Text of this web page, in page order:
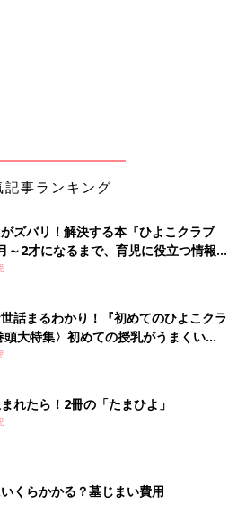
事ランキング
ズバリ！解決する本『ひよこクラブ
2才になるまで、育児に役立つ情報が
話まるわかり！『初めてのひよこクラ
頭大特集〉初めての授乳がうまくい
ミルクの基本と夏のトラブル 解決テ
れたら！2冊の「たまひよ」
くらかかる？墓じまい費用